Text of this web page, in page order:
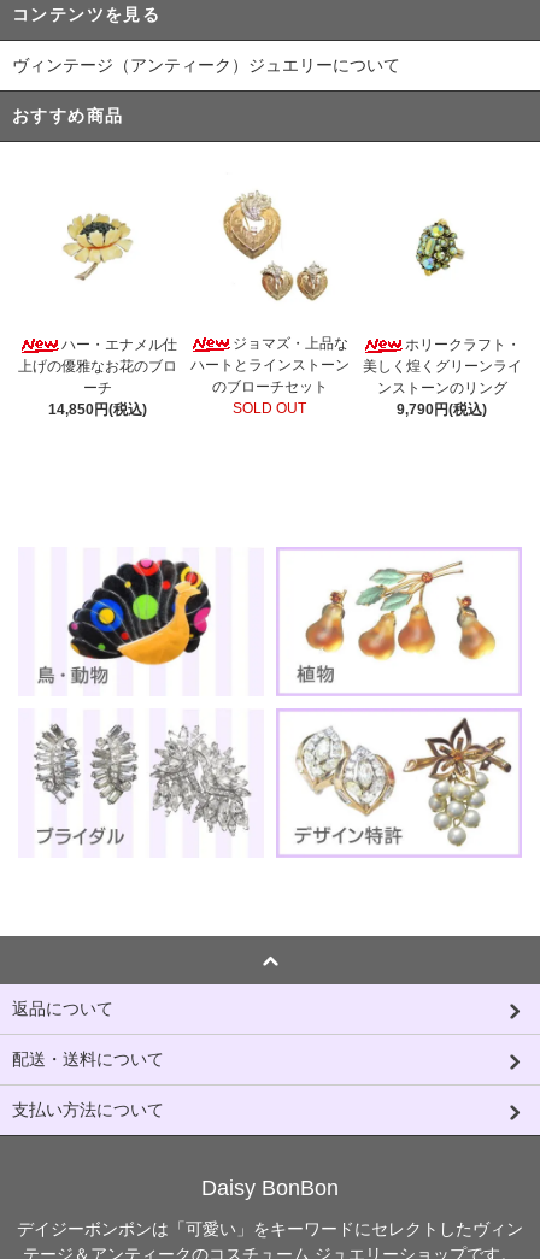
コンテンツを見る
ヴィンテージ（アンティーク）ジュエリーについて
おすすめ商品
ハー・エナメル仕
上げの優雅なお花のブロ
ーチ
14,850円(税込)
ジョマズ・上品な
ハートとラインストーン
のブローチセット
SOLD OUT
ホリークラフト・
美しく煌くグリーンライ
ンストーンのリング
9,790円(税込)
返品について
配送・送料について
支払い方法について
Daisy BonBon
デイジーボンボンは「可愛い」をキーワードにセレクトしたヴィン
テージ＆アンティークのコスチューム ジュエリーショップです。